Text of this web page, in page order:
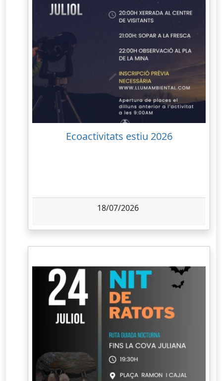
Ecoactivitats estiu 2026
18/07/2026